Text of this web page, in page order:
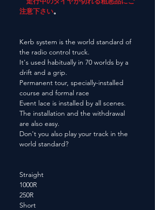
注意下さい。
Kerb system is the world standard of
the radio control truck.
It's used habitually in 70 worlds by a
drift and a grip.
Permanent tour, specially-installed
course and formal race
Event lace is installed by all scenes.
The installation and the withdrawal
are also easy.
Don't you also play your track in the
world standard?
Straight
1000R
250R
Short